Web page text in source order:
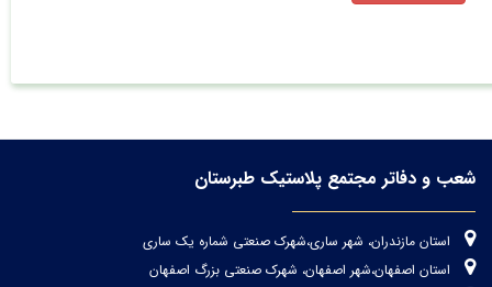
شعب و دفاتر مجتمع پلاستیک طبرستان
استان مازندران، شهر ساری،شهرک صنعتی شماره یک ساری
استان اصفهان،شهر اصفهان، شهرک صنعتی بزرگ اصفهان